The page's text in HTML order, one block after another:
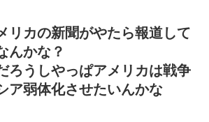
リカの新聞がやたら報道して
んかな？
ろうしやっぱアメリカは戦争
ア弱体化させたいんかな